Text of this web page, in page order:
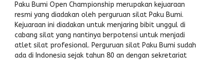
Paku Bumi Open Championship merupakan kejuaraan
resmi yang diadakan oleh perguruan silat Paku Bumi.
Kejuaraan ini diadakan untuk menjaring bibit unggul di
cabang silat yang nantinya berpotensi untuk menjadi
atlet silat profesional. Perguruan silat Paku Bumi sudah
ada di Indonesia sejak tahun 80 an dengan sekretariat